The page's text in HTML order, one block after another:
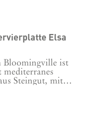
Elsa
Bloomingville ist
Steingut, mit
und dann